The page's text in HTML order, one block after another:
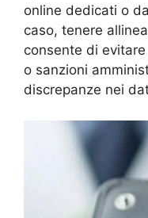
online dedicati o
caso, tenere
consente di
o sanzioni
discrepanze nei